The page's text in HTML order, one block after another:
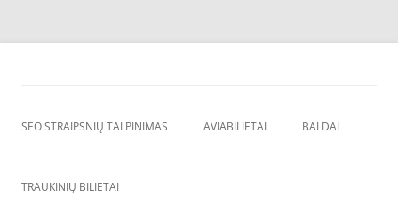
Skip
SEO STRAIPSNIŲ TALPINIMAS AVIABILIETAI BALDAI
TRAUKINIŲ BILIETAI